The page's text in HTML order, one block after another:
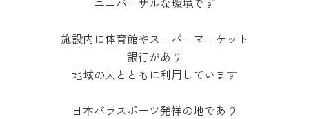
施設内に体育館やスーパーマーケット
銀行があり
地域の人とともに利用しています
日本パラスポーツ発祥の地であり